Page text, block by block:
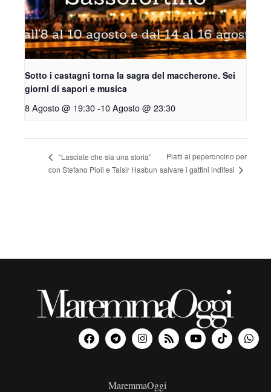
Sotto i castagni torna la sagra del maccherone. Sei
giorni di sapori e musica
8 Agosto @ 19:30-10 Agosto @ 23:30
“Lasciate che sia una storia”
con Stefano Pioli e Taisir Hasbun
Piatti al peperoncino per
salvare i gattini indifesi
MaremmaOggi